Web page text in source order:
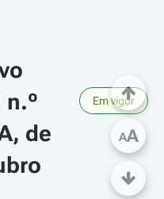
n.º
de
Em vigor
AA